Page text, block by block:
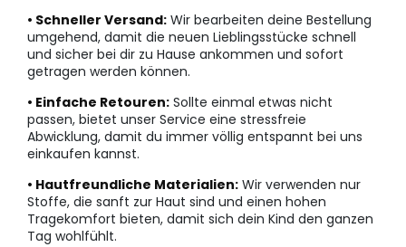
• Schneller Versand: Wir bearbeiten deine Bestellung
umgehend, damit die neuen Lieblingsstücke schnell
und sicher bei dir zu Hause ankommen und sofort
getragen werden können.
• Einfache Retouren: Sollte einmal etwas nicht
passen, bietet unser Service eine stressfreie
Abwicklung, damit du immer völlig entspannt bei uns
einkaufen kannst.
• Hautfreundliche Materialien: Wir verwenden nur
Stoffe, die sanft zur Haut sind und einen hohen
Tragekomfort bieten, damit sich dein Kind den ganzen
Tag wohlfühlt.